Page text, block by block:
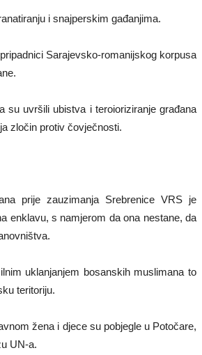
i snajperskim gađanjima.
Sarajevsko-romanijskog korpusa
su uvršili ubistva i teroioriziranje građana
zločin protiv čovječnosti.
prije zauzimanja Srebrenice VRS je
enklavu, s namjerom da ona nestane, da
uklanjanjem bosanskih muslimana to
teritoriju.
žena i djece su pobjegle u Potočare,
UN-a.